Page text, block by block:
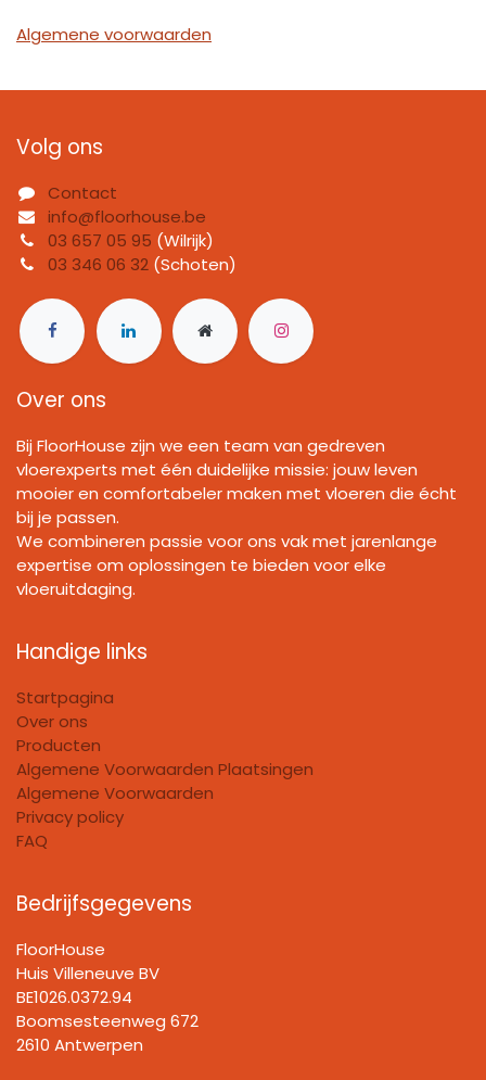
Algemene voorwaarden
Volg ons
Contact
info@floorhouse.be
03 657 05 95 (Wilrijk)
03 346 06 32 (Schoten)
Over ons
Bij FloorHouse zijn we een team van gedreven
vloerexperts met één duidelijke missie: jouw leven
mooier en comfortabeler maken met vloeren die écht
bij je passen.
We combineren passie voor ons vak met jarenlange
expertise om oplossingen te bieden voor elke
vloeruitdaging.
Handige links
Startpagina
Over ons
Producten
Algemene Voorwaarden Plaatsingen
Algemene Voorwaarden
Privacy policy
FAQ
Bedrijfsgegevens
FloorHouse
Huis Villeneuve BV​
BE1026.0372.94
Boomsesteenweg 672
2610 Antwerpen